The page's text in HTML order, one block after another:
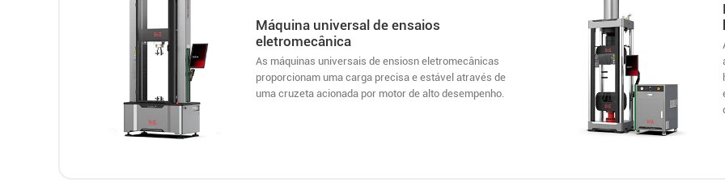
Máquina universal de ensaios
eletromecânica
As máquinas universais de ensiosn eletromecânicas
proporcionam uma carga precisa e estável através de
uma cruzeta acionada por motor de alto desempenho.